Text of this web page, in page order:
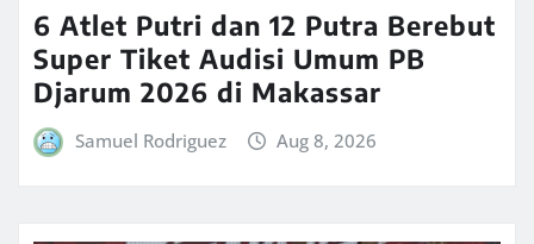
6 Atlet Putri dan 12 Putra Berebut
Super Tiket Audisi Umum PB
Djarum 2026 di Makassar
Samuel Rodriguez Aug 8, 2026